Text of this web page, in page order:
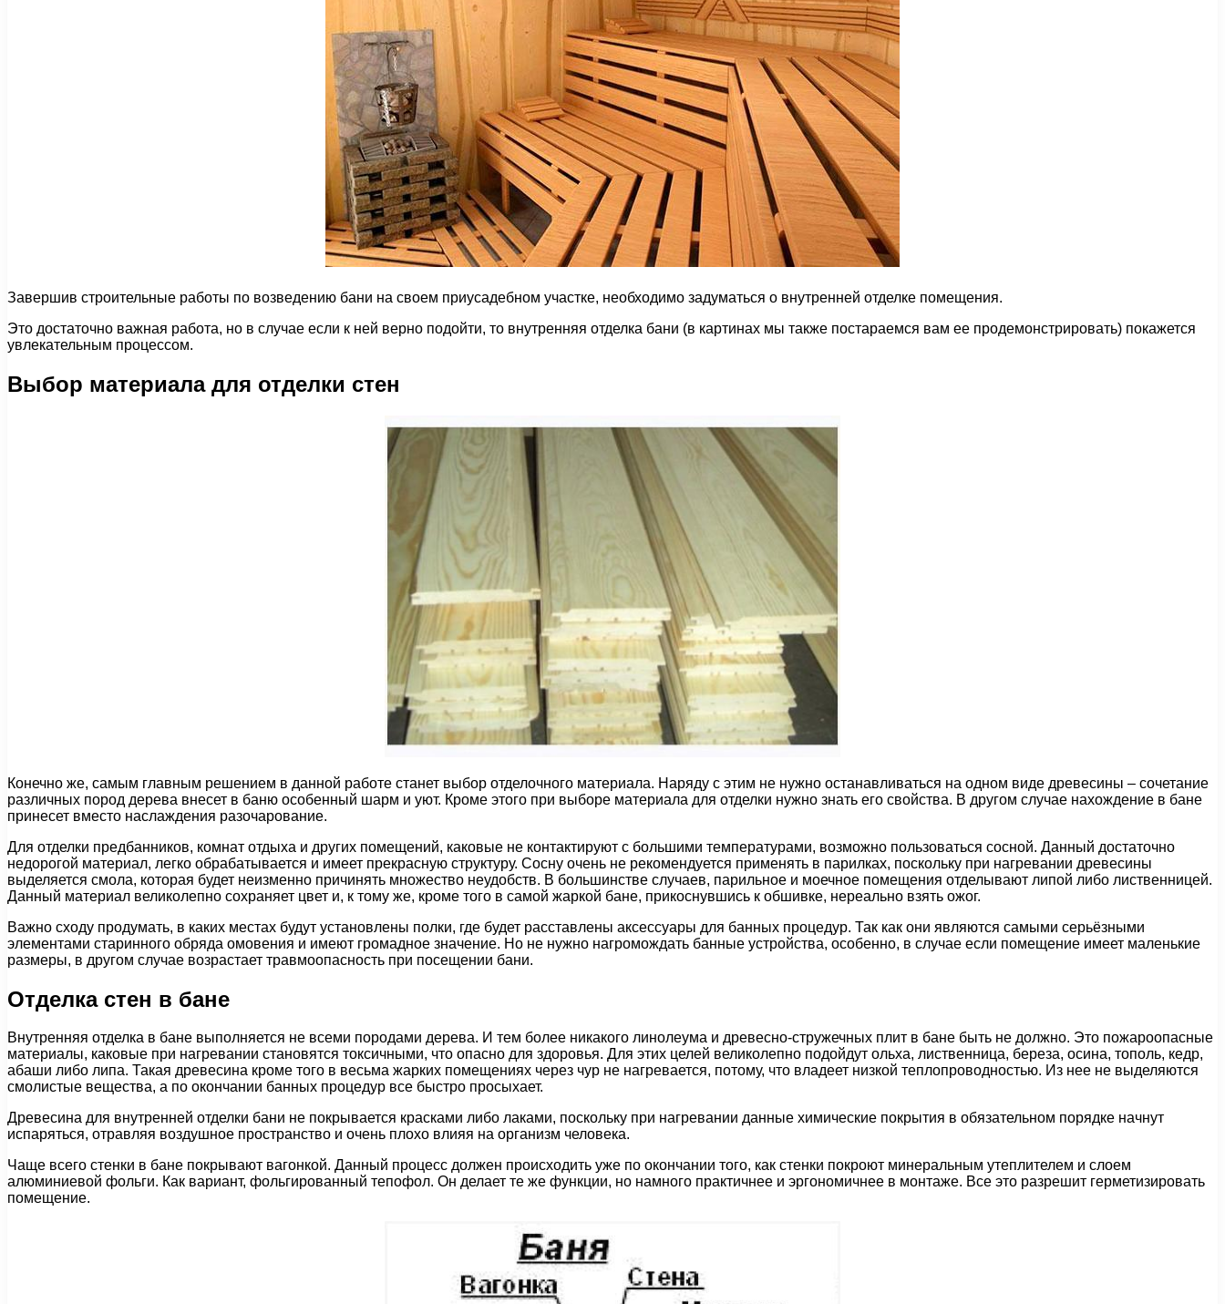
Завершив строительные работы по возведению бани на своем приусадебном участке, необходимо задуматься о внутренней отделке помещения.
Это достаточно важная работа, но в случае если к ней верно подойти, то внутренняя отделка бани (в картинах мы также постараемся вам ее продемонстрировать) покажется
увлекательным процессом.
Выбор материала для отделки стен
Конечно же, самым главным решением в данной работе станет выбор отделочного материала. Наряду с этим не нужно останавливаться на одном виде древесины – сочетание
различных пород дерева внесет в баню особенный шарм и уют. Кроме этого при выборе материала для отделки нужно знать его свойства. В другом случае нахождение в бане
принесет вместо наслаждения разочарование.
Для отделки предбанников, комнат отдыха и других помещений, каковые не контактируют с большими температурами, возможно пользоваться сосной. Данный достаточно
недорогой материал, легко обрабатывается и имеет прекрасную структуру. Сосну очень не рекомендуется применять в парилках, поскольку при нагревании древесины
выделяется смола, которая будет неизменно причинять множество неудобств. В большинстве случаев, парильное и моечное помещения отделывают липой либо лиственницей.
Данный материал великолепно сохраняет цвет и, к тому же, кроме того в самой жаркой бане, прикоснувшись к обшивке, нереально взять ожог.
Важно сходу продумать, в каких местах будут установлены полки, где будет расставлены аксессуары для банных процедур. Так как они являются самыми серьёзными
элементами старинного обряда омовения и имеют громадное значение. Но не нужно нагромождать банные устройства, особенно, в случае если помещение имеет маленькие
размеры, в другом случае возрастает травмоопасность при посещении бани.
Отделка стен в бане
Внутренняя отделка в бане выполняется не всеми породами дерева. И тем более никакого линолеума и древесно-стружечных плит в бане быть не должно. Это пожароопасные
материалы, каковые при нагревании становятся токсичными, что опасно для здоровья. Для этих целей великолепно подойдут ольха, лиственница, береза, осина, тополь, кедр,
абаши либо липа. Такая древесина кроме того в весьма жарких помещениях через чур не нагревается, потому, что владеет низкой теплопроводностью. Из нее не выделяются
смолистые вещества, а по окончании банных процедур все быстро просыхает.
Древесина для внутренней отделки бани не покрывается красками либо лаками, поскольку при нагревании данные химические покрытия в обязательном порядке начнут
испаряться, отравляя воздушное пространство и очень плохо влияя на организм человека.
Чаще всего стенки в бане покрывают вагонкой. Данный процесс должен происходить уже по окончании того, как стенки покроют минеральным утеплителем и слоем
алюминиевой фольги. Как вариант, фольгированный тепофол. Он делает те же функции, но намного практичнее и эргономичнее в монтаже. Все это разрешит герметизировать
помещение.